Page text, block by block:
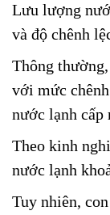
Lưu lượng
và độ chênh
Thông
với mức
nước lạnh cấp
Theo kinh
nước lạnh
Tuy nhiên,